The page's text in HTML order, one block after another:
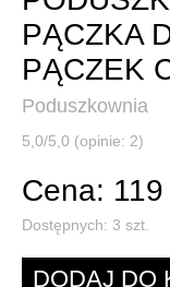
PĄCZKA
PĄCZEK
Poduszkownia
5,0/5,0 (opinie: 2)
Cena: 119
Dostępnych: 3 szt.